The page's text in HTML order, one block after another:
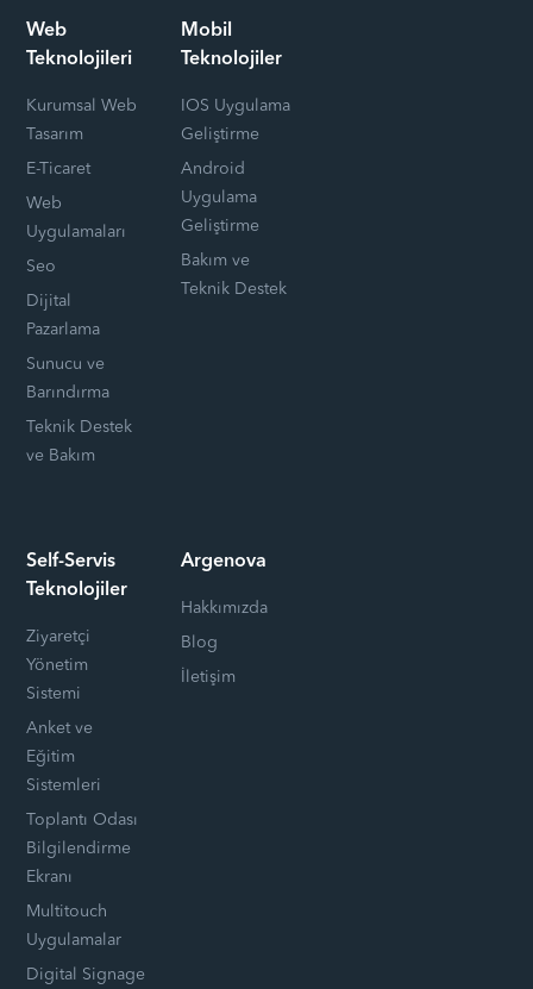
Web
Teknolojileri
Kurumsal Web
Tasarım
E-Ticaret
Web
Uygulamaları
Seo
Dijital
Pazarlama
Sunucu ve
Barındırma
Teknik Destek
ve Bakım
Mobil
Teknolojiler
IOS Uygulama
Geliştirme
Android
Uygulama
Geliştirme
Bakım ve
Teknik Destek
Self-Servis
Teknolojiler
Ziyaretçi
Yönetim
Sistemi
Anket ve
Eğitim
Sistemleri
Toplantı Odası
Bilgilendirme
Ekranı
Multitouch
Uygulamalar
Digital Signage
Argenova
Hakkımızda
Blog
İletişim